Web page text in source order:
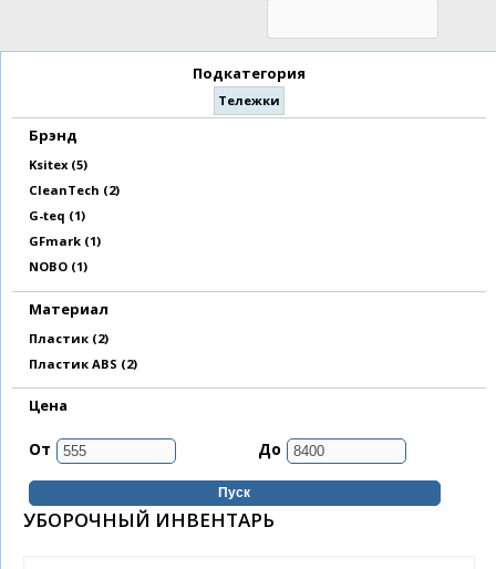
Подкатегория
Тележки
Брэнд
Ksitex (5)
CleanTech (2)
G-teq (1)
GFmark (1)
NOBO (1)
Материал
Пластик (2)
Пластик ABS (2)
Цена
От До
УБОРОЧНЫЙ ИНВЕНТАРЬ